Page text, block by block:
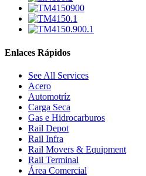
Enlaces Rápidos
See All Services
Acero
Automotríz
Carga Seca
Gas e Hidrocarburos
Rail Depot
Rail Infra
Rail Movers & Equipment
Rail Terminal
Área Comercial